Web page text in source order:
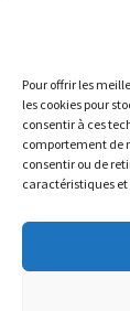
Pour offrir les
les cookies pour
consentir à ces
comportement de
consentir ou de
caractéristiques et
cfc-
indépendant
Les
informatif et